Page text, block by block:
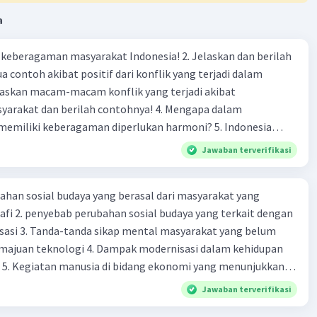
angsa. Gendhing pengiringipun meneng lan
gerakanipun angel, kula tetep nyobi supados
kanthi saé. Raosipun nyenengaken nalika gerakan
kanca wiwit kompak lan rapi.
kanthi raos bangga lan boten saged ngentosi latihan
Kula ngarep-arep nalika pertunjukan mengko, kula
kanthi percaya dhiri lan saged ngetingalaken
Tari Telaga Angsa kanthi saestunipun.
Balas
masyarakat Indonesia! 2. Jelaskan dan berilah
contoh akibat positif dari konflik yang terjadi dalam
dan berilah contohnya! 4. Mengapa dalam
keberagaman diperlukan harmoni? 5. Indonesia
yang kaya akan keberagaman baik dilihat dari agama, suku,
Berdasarkan pernyataan tersebut, apa yang dapat
Jawaban terverifikasi
sosial budaya yang berasal dari masyarakat yang
2. penyebab perubahan sosial budaya yang terkait dengan
3. Tanda-tanda sikap mental masyarakat yang belum
teknologi 4. Dampak modernisasi dalam kehidupan
Kegiatan manusia di bidang ekonomi yang menunjukkan
modernisasi 6. Contoh pengaruh modernisasi di bidang ilmu
pendidikan terhadap pola pikir masyarakat 7. Konsep
Jawaban terverifikasi